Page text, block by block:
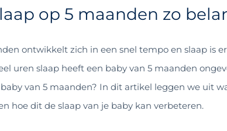
op 5 maanden zo
ontwikkelt zich in een snel tempo en slaap is
uren slaap heeft een baby van 5 maanden
van 5 maanden? In dit artikel leggen we uit
hoe dit de slaap van je baby kan verbeteren.